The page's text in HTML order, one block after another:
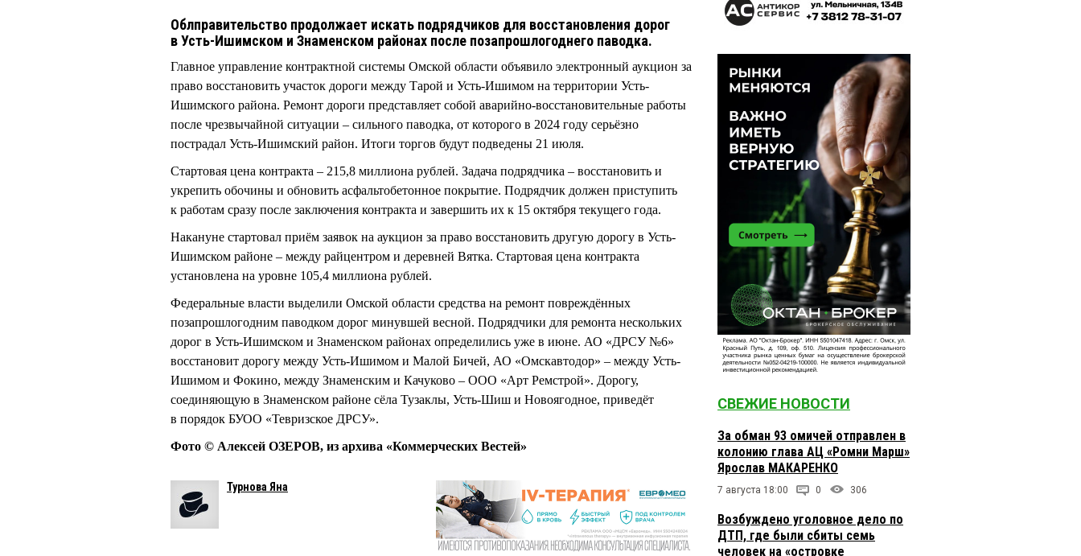
Облправительство продолжает искать подрядчиков для восстановления дорог
в Усть-Ишимском и Знаменском районах после позапрошлогоднего паводка.
Главное управление контрактной системы Омской области объявило электронный аукцион за
право восстановить участок дороги между Тарой и Усть-Ишимом на территории Усть-
Ишимского района. Ремонт дороги представляет собой аварийно-восстановительные работы
после чрезвычайной ситуации – сильного паводка, от которого в 2024 году серьёзно
пострадал Усть-Ишимский район. Итоги торгов будут подведены 21 июля.
Стартовая цена контракта – 215,8 миллиона рублей. Задача подрядчика – восстановить и
укрепить обочины и обновить асфальтобетонное покрытие. Подрядчик должен приступить
к работам сразу после заключения контракта и завершить их к 15 октября текущего года.
Накануне стартовал приём заявок на аукцион за право восстановить другую дорогу в Усть-
Ишимском районе – между райцентром и деревней Вятка. Стартовая цена контракта
установлена на уровне 105,4 миллиона рублей.
Федеральные власти выделили Омской области средства на ремонт повреждённых
позапрошлогодним паводком дорог минувшей весной. Подрядчики для ремонта нескольких
дорог в Усть-Ишимском и Знаменском районах определились уже в июне. АО «ДРСУ №6»
восстановит дорогу между Усть-Ишимом и Малой Бичей, АО «Омскавтодор» – между Усть-
Ишимом и Фокино, между Знаменским и Качуково – ООО «Арт Ремстрой». Дорогу,
соединяющую в Знаменском районе сёла Тузаклы, Усть-Шиш и Новоягодное, приведёт
в порядок БУОО «Тевризское ДРСУ».
Фото © Алексей ОЗЕРОВ, из архива «Коммерческих Вестей»
Турнова Яна
СВЕЖИЕ НОВОСТИ
За обман 93 омичей отправлен в
колонию глава АЦ «Ромни Марш»
Ярослав МАКАРЕНКО
7 августа 18:00 0 306
Возбуждено уголовное дело по
ДТП, где были сбиты семь
человек на «островке